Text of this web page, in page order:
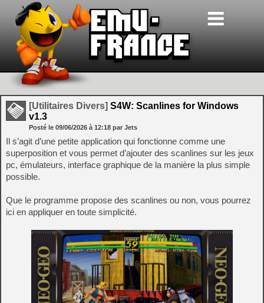
[Utilitaires Divers] S4W: Scanlines for Windows
v1.3
Posté le 09/06/2026 à 12:18 par Jets
Il s’agit d’une petite application qui fonctionne comme une
superposition et vous permet d’ajouter des scanlines sur les jeux
pc, émulateurs, interface graphique de la manière la plus simple
possible.
Que le programme propose des scanlines ou non, vous pourrez
ici en appliquer en toute simplicité.